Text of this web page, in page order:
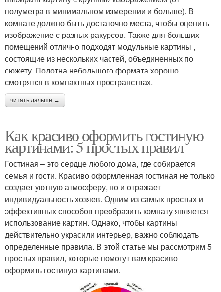
полуметра в минимальном измерении и больше). В
комнате должно быть достаточно места, чтобы оценить
изображение с разных ракурсов. Также для больших
помещений отлично подходят модульные картины ,
состоящие из нескольких частей, объединенных по
сюжету. Полотна небольшого формата хорошо
смотрятся в компактных пространствах.
читать дальше →
Как красиво оформить гостиную
картинами: 5 простых правил
Гостиная – это сердце любого дома, где собирается
семья и гости. Красиво оформленная гостиная не только
создает уютную атмосферу, но и отражает
индивидуальность хозяев. Одним из самых простых и
эффективных способов преобразить комнату является
использование картин. Однако, чтобы картины
действительно украсили интерьер, важно соблюдать
определенные правила. В этой статье мы рассмотрим 5
простых правил, которые помогут вам красиво
оформить гостиную картинами.